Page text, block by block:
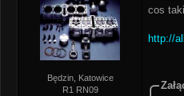
Będzin, Katowice
R1 RN09
cos
http://